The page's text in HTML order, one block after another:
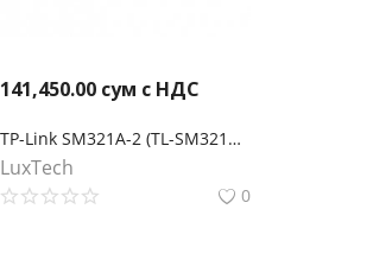
141,450.00 сум с НДС
TP-Link SM321A-2 (TL-SM321A-2) Двунаправленный SFP‑модуль WDM 1000Base-BX
LuxTech
0